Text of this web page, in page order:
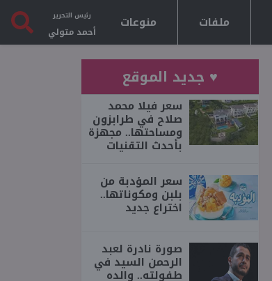
ملفات منوعات رئيس التحرير
أحمد متولي
♥ جديد الموقع
سعر فيلا محمد
صلاح في طرابزون
ومساحتها.. مجهزة
بأحدث التقنيات
سعر المؤدبة من
بلبن ومكوناتها..
اختراع جديد
صورة نادرة لعبد
الرحمن السيد في
طفولته.. والده